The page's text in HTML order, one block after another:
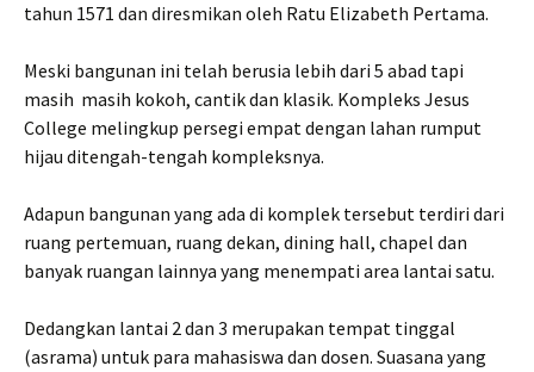
tahun 1571 dan diresmikan oleh Ratu Elizabeth Pertama.
Meski bangunan ini telah berusia lebih dari 5 abad tapi
masih masih kokoh, cantik dan klasik. Kompleks Jesus
College melingkup persegi empat dengan lahan rumput
hijau ditengah-tengah kompleksnya.
Adapun bangunan yang ada di komplek tersebut terdiri dari
ruang pertemuan, ruang dekan, dining hall, chapel dan
banyak ruangan lainnya yang menempati area lantai satu.
Dedangkan lantai 2 dan 3 merupakan tempat tinggal
(asrama) untuk para mahasiswa dan dosen. Suasana yang